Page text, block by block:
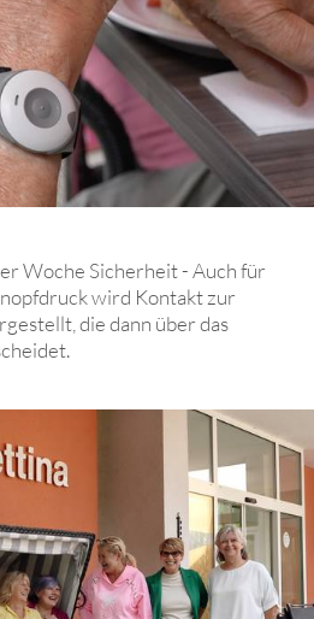
Woche Sicherheit - Auch für
wird Kontakt zur
die dann über das